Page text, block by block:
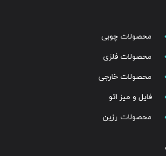
محصولات چوبی
محصولات فلزی
محصولات خارجی
فایل و میز اتو
محصولات رزین